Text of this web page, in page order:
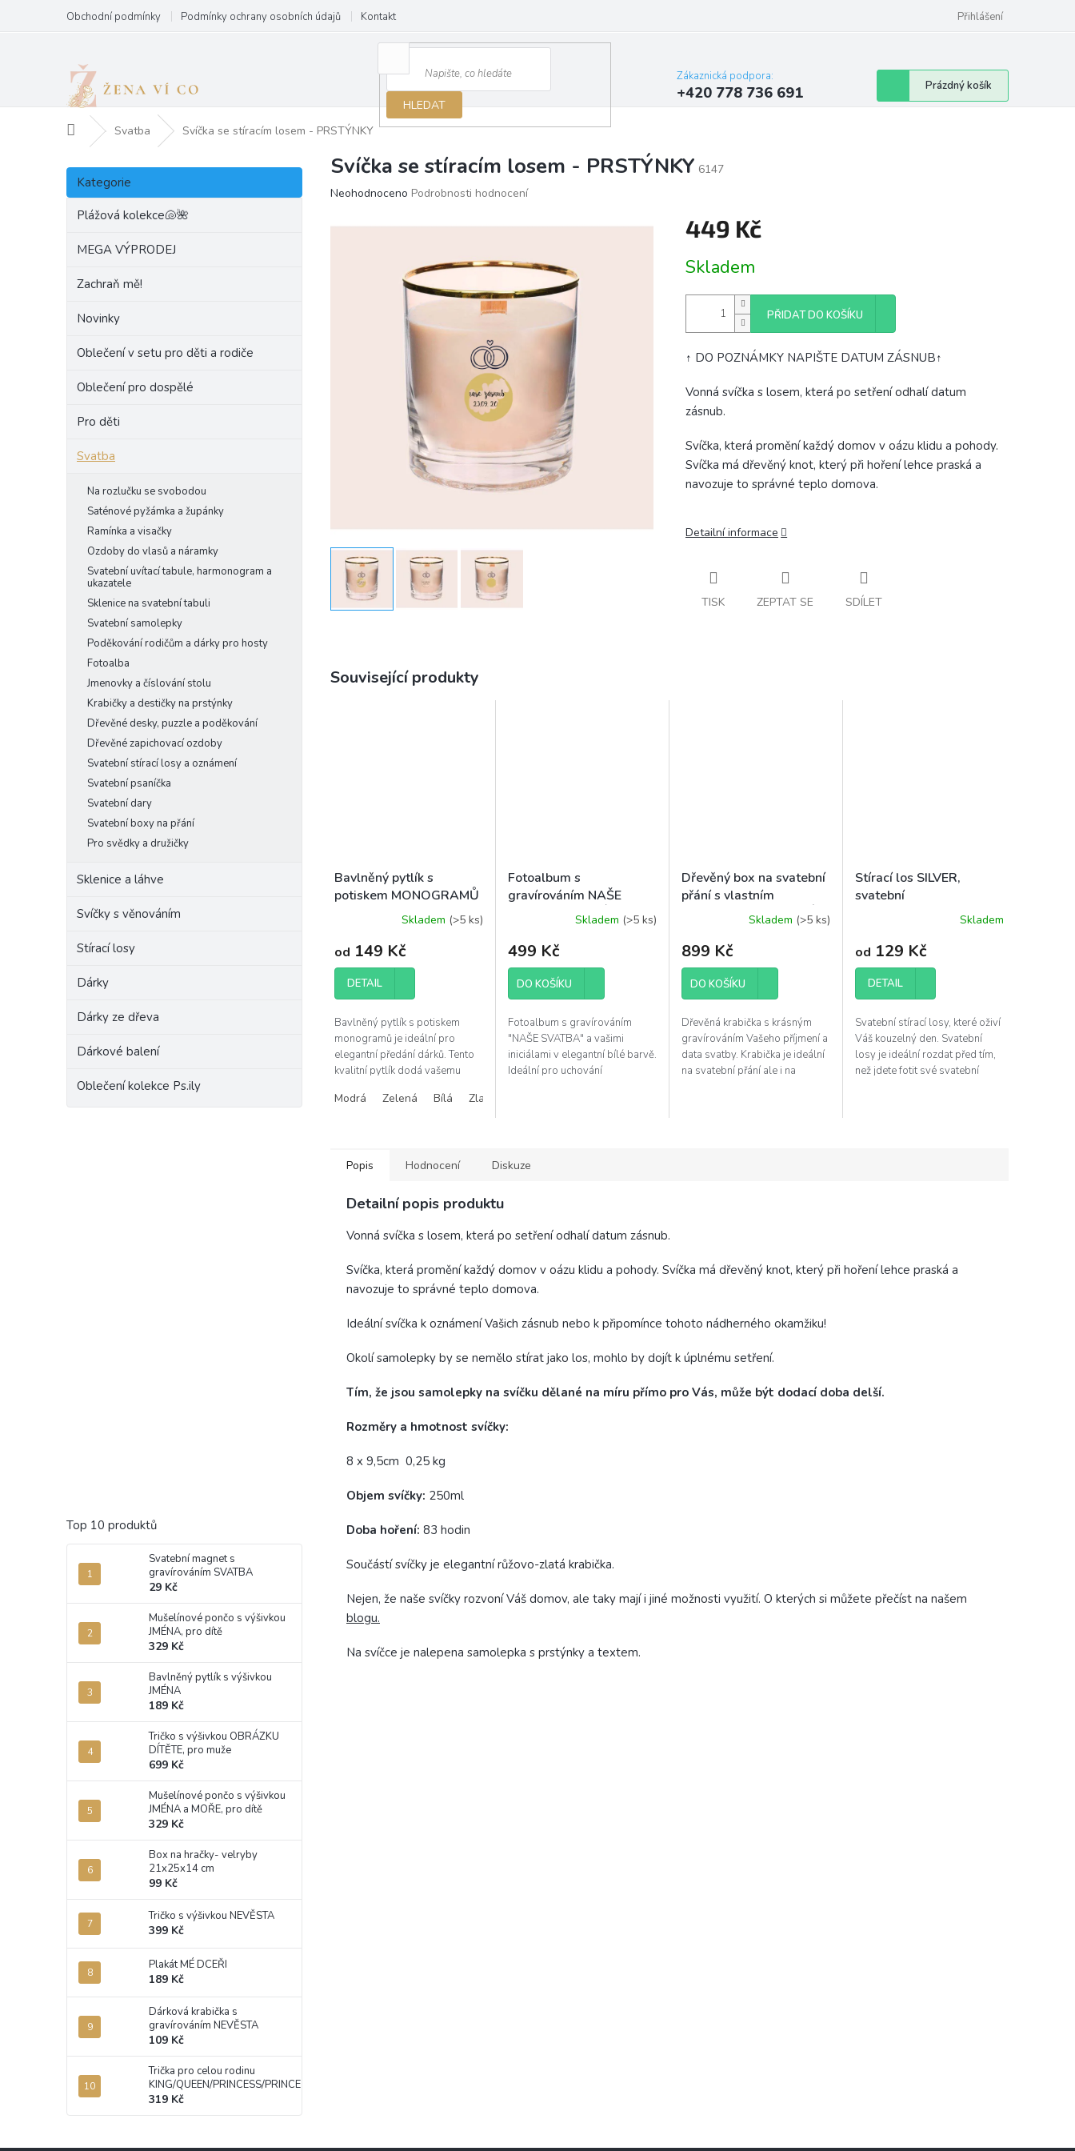
obsah
Obchodní podmínky Podmínky ochrany osobních údajů Kontakt Přihlášení
HLEDAT
Zákaznická podpora:
+420 778 736 691
Nákupní
košík
Prázdný košík
Domů Svatba Svíčka se stíracím losem - PRSTÝNKY
P
s
Přeskočit
kategorie
Kategorie
Plážová kolekce🐚🌺
MEGA VÝPRODEJ
Zachraň mě!
Novinky
Oblečení v setu pro děti a rodiče
Oblečení pro dospělé
Pro děti
Svatba
Na rozlučku se svobodou
Saténové pyžámka a župánky
Ramínka a visačky
Ozdoby do vlasů a náramky
Svatební uvítací tabule, harmonogram a
ukazatele
Sklenice na svatební tabuli
Svatební samolepky
Poděkování rodičům a dárky pro hosty
Fotoalba
Jmenovky a číslování stolu
Krabičky a destičky na prstýnky
Dřevěné desky, puzzle a poděkování
Dřevěné zapichovací ozdoby
Svatební stírací losy a oznámení
Svatební psaníčka
Svatební dary
Svatební boxy na přání
Pro svědky a družičky
Sklenice a láhve
Svíčky s věnováním
Stírací losy
Dárky
Dárky ze dřeva
Dárkové balení
Oblečení kolekce Ps.ily
Top 10 produktů
Svatební magnet s
gravírováním SVATBA
29 Kč
Mušelínové pončo s výšivkou
JMÉNA, pro dítě
329 Kč
Bavlněný pytlík s výšivkou
JMÉNA
189 Kč
Tričko s výšivkou OBRÁZKU
DÍTĚTE, pro muže
699 Kč
Mušelínové pončo s výšivkou
JMÉNA a MOŘE, pro dítě
329 Kč
Box na hračky- velryby
21x25x14 cm
99 Kč
Tričko s výšivkou NEVĚSTA
399 Kč
Plakát MÉ DCEŘI
189 Kč
Dárková krabička s
gravírováním NEVĚSTA
109 Kč
Trička pro celou rodinu
KING/QUEEN/PRINCESS/PRINCE
319 Kč
Svíčka se stíracím losem - PRSTÝNKY 6147
Průměrné
produktu
Neohodnoceno Podrobnosti hodnocení
449 Kč
cena:
Skladem
PŘIDAT DO KOŠÍKU
↑ DO POZNÁMKY NAPIŠTE DATUM ZÁSNUB↑
Vonná svíčka s losem, která po setření odhalí datum
zásnub.
Svíčka, která promění každý domov v oázu klidu a pohody.
Svíčka má dřevěný knot, který při hoření lehce praská a
navozuje to správné teplo domova.
Detailní informace
TISK ZEPTAT SE SDÍLET
Související produkty
Bavlněný pytlík s
potiskem MONOGRAMŮ
Skladem (>5 ks)
od 149 Kč
DETAIL
Bavlněný pytlík s potiskem
monogramů je ideální pro
elegantní předání dárků. Tento
kvalitní pytlík dodá vašemu
osobitost.
Modrá Zelená Bílá Zlatá
Fotoalbum s
gravírováním NAŠE
SVATBA a INICIÁLY, bílé
Skladem (>5 ks)
499 Kč
DO KOŠÍKU
Fotoalbum s gravírováním
"NAŠE SVATBA" a vašimi
iniciálami v elegantní bílé barvě.
Ideální pro uchování
Dřevěný box na svatební
přání s vlastním
příjmením PAN A PANÍ
Skladem (>5 ks)
899 Kč
DO KOŠÍKU
Dřevěná krabička s krásným
gravírováním Vašeho příjmení a
data svatby. Krabička je ideální
na svatební přání ale i na
Stírací los SILVER,
svatební
Skladem
od 129 Kč
DETAIL
Svatební stírací losy, které oživí
Váš kouzelný den. Svatební
losy je ideální rozdat před tím,
než jdete fotit své svatební
Popis Hodnocení Diskuze
Detailní popis produktu
Vonná svíčka s losem, která po setření odhalí datum zásnub.
Svíčka, která promění každý domov v oázu klidu a pohody. Svíčka má dřevěný knot, který při hoření lehce praská a
navozuje to správné teplo domova.
Ideální svíčka k oznámení Vašich zásnub nebo k připomínce tohoto nádherného okamžiku!
Okolí samolepky by se nemělo stírat jako los, mohlo by dojít k úplnému setření.
Tím, že jsou samolepky na svíčku dělané na míru přímo pro Vás, může být dodací doba delší.
Rozměry a hmotnost svíčky:
8 x 9,5cm 0,25 kg
Objem svíčky: 250ml
Doba hoření: 83 hodin
Součástí svíčky je elegantní růžovo-zlatá krabička.
Nejen, že naše svíčky rozvoní Váš domov, ale taky mají i jiné možnosti využití. O kterých si můžete přečíst na našem
blogu.
Na svíčce je nalepena samolepka s prstýnky a textem.